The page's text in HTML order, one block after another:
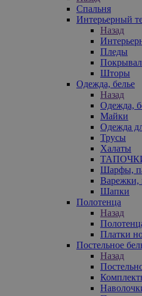
Спальня
Интерьерный
Назад
Пледы
Шторы
Одежда, белье
Назад
Одежда,
Майки
Одежда
Трусы
Халаты
Шарфы,
Варежки,
Шапки
Полотенца
Назад
Платки
Постельное
Назад